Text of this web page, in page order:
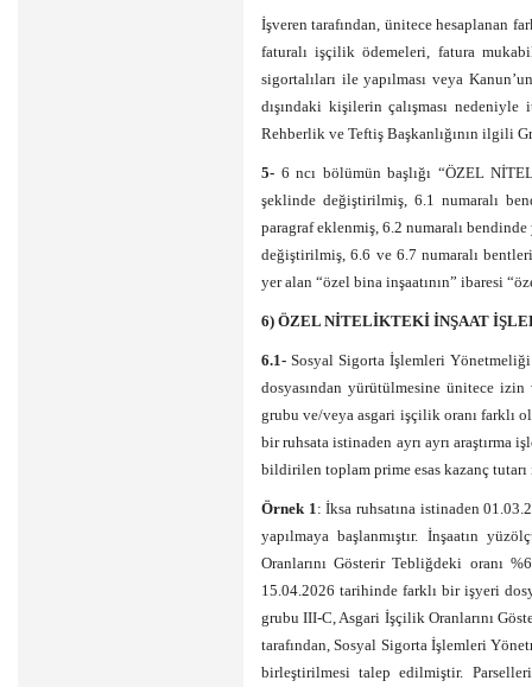
İşveren tarafından, ünitece hesaplanan
faturalı işçilik ödemeleri, fatura
sigortalıları ile yapılması veya
dışındaki kişilerin çalışması
Rehberlik ve Teftiş Başkanlığının ilgili
5- 6 ncı bölümün başlığı “ÖZEL
şeklinde değiştirilmiş, 6.1 numaralı
paragraf eklenmiş, 6.2 numaralı
değiştirilmiş, 6.6 ve 6.7 numaralı
yer alan “özel bina inşaatının” ibaresi
6) ÖZEL NİTELİKTEKİ İNŞAAT
6.1- Sosyal Sigorta İşlemleri
dosyasından yürütülmesine ünitece
grubu ve/veya asgari işçilik oranı farklı
bir ruhsata istinaden ayrı ayrı araştırma
bildirilen toplam prime esas kazanç tutarı
Örnek 1: İksa ruhsatına istinaden
yapılmaya başlanmıştır. İnşaatın
Oranlarını Gösterir Tebliğdeki oranı
15.04.2026 tarihinde farklı bir işyeri
grubu III-C, Asgari İşçilik Oranlarını
tarafından, Sosyal Sigorta İşlemleri
birleştirilmesi talep edilmiştir.